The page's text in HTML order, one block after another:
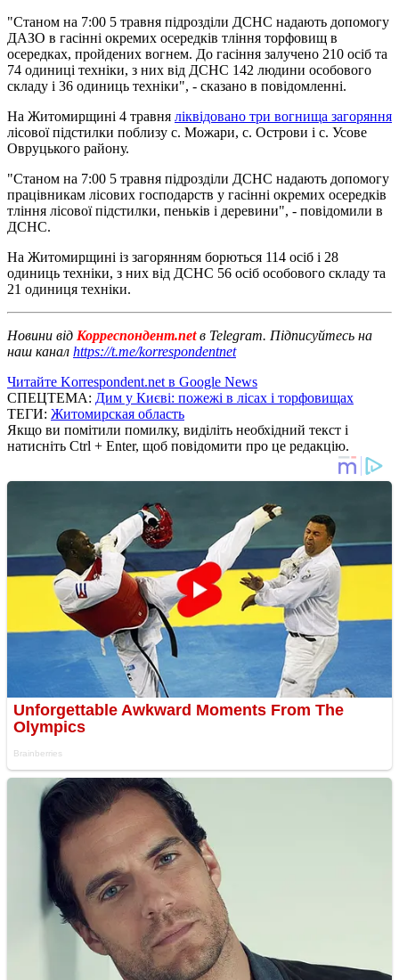
"Станом на 7:00 5 травня підрозділи ДСНС надають допомогу
ДАЗО в гасінні окремих осередків тління торфовищ в
осередках, пройдених вогнем. До гасіння залучено 210 осіб та
74 одиниці техніки, з них від ДСНС 142 людини особового
складу і 36 одиниць техніки", - сказано в повідомленні.
На Житомирщині 4 травня ліквідовано три вогнища загоряння
лісової підстилки поблизу с. Можари, с. Острови і с. Усове
Овруцького району.
"Станом на 7:00 5 травня підрозділи ДСНС надають допомогу
працівникам лісових господарств у гасінні окремих осередків
тління лісової підстилки, пеньків і деревини", - повідомили в
ДСНС.
На Житомирщині із загорянням борються 114 осіб і 28
одиниць техніки, з них від ДСНС 56 осіб особового складу та
21 одиниця техніки.
Новини від Корреспондент.netв Telegram. Підписуйтесь на
наш канал https://t.me/korrespondentnet
Читайте Korrespondent.net в Google News
СПЕЦТЕМА: Дим у Києві: пожежі в лісах і торфовищах
ТЕГИ: Житомирская область
Якщо ви помітили помилку, виділіть необхідний текст і
натисніть Ctrl + Enter, щоб повідомити про це редакцію.